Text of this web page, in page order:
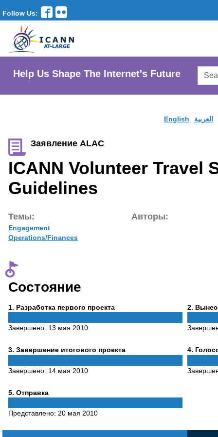
Follow Us:
Help Us Shape The Internet's Future
English العربية
Заявление ALAC
ICANN Volunteer Travel
Guidelines
Темы:
Engagement
Operations/Finances
Авторы:
Состояние
1 Phase
. Разработка первого проекта
Завершено: 13 мая 2010
2 Phase
.
3Phase
. Завершение итогового проекта
Завершено: 14 мая 2010
4Phase
.
5Phase
. Отправка
Представлено: 20 мая 2010